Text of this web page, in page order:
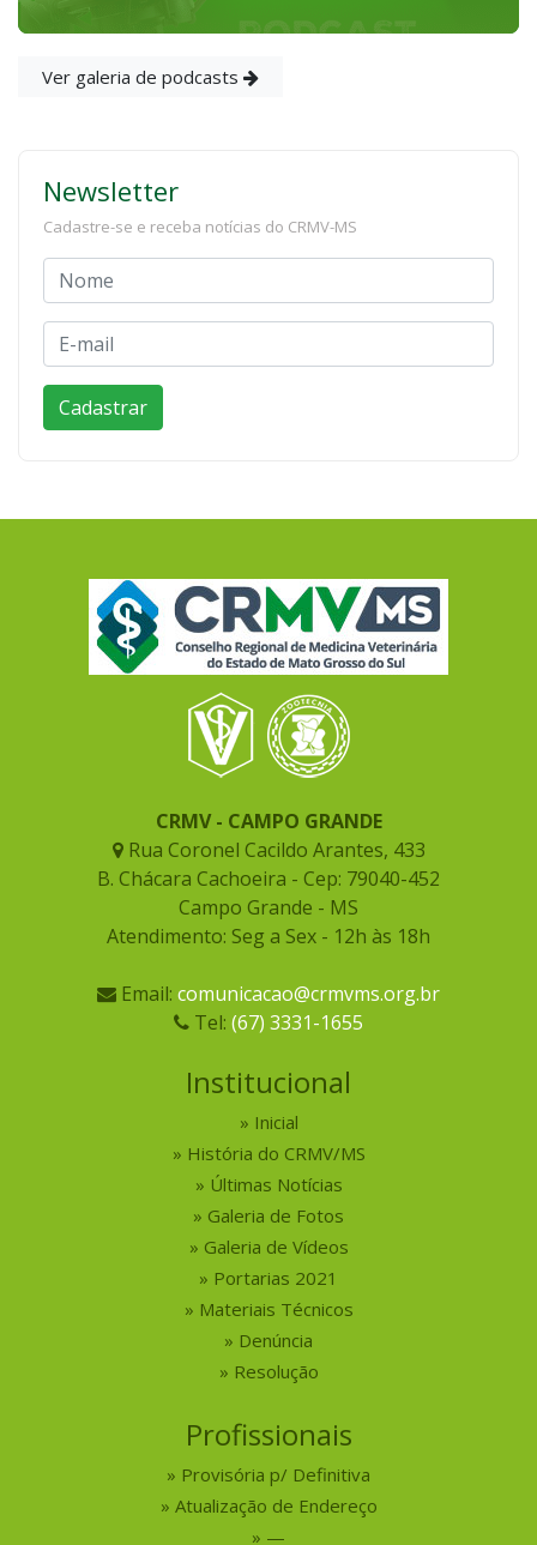
Ver galeria de podcasts
Newsletter
Cadastre-se e receba notícias do CRMV-MS
CRMV - CAMPO GRANDE
Rua Coronel Cacildo Arantes, 433
B. Chácara Cachoeira - Cep: 79040-452
Campo Grande - MS
Atendimento: Seg a Sex - 12h às 18h
Email: comunicacao@crmvms.org.br
Tel: (67) 3331-1655
Institucional
Inicial
História do CRMV/MS
Últimas Notícias
Galeria de Fotos
Galeria de Vídeos
Portarias 2021
Materiais Técnicos
Denúncia
Resolução
Profissionais
Provisória p/ Definitiva
Atualização de Endereço
—